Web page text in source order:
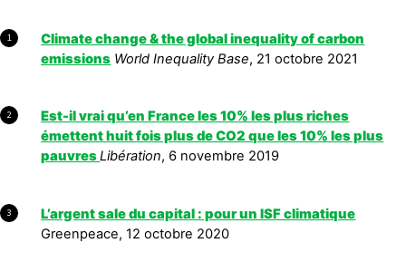
1
Climate change & the global inequality of carbon
emissions World Inequality Base, 21 octobre 2021
2
Est-il vrai qu’en France les 10% les plus riches
émettent huit fois plus de CO2 que les 10% les plus
pauvresLibération, 6 novembre 2019
3
L’argent sale du capital : pour un ISF climatique
Greenpeace, 12 octobre 2020